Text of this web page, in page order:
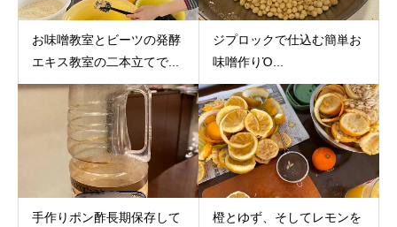
お味噌教室とビーツの発酵
エキス教室の二本立てで...
ジプロックで仕込む簡単お
味噌作りὉ...
手作りポン酢長期保存して
橙とゆず、そしてレモンを